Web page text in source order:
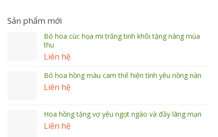
Sản phẩm mới
Bó hoa cúc họa mi trắng tinh khôi tặng nàng mùa
thu
Liên hệ
Bó hoa hồng màu cam thể hiện tình yêu nồng nàn
Liên hệ
Hoa hồng tặng vợ yêu ngọt ngào và đầy lãng mạn
Liên hệ